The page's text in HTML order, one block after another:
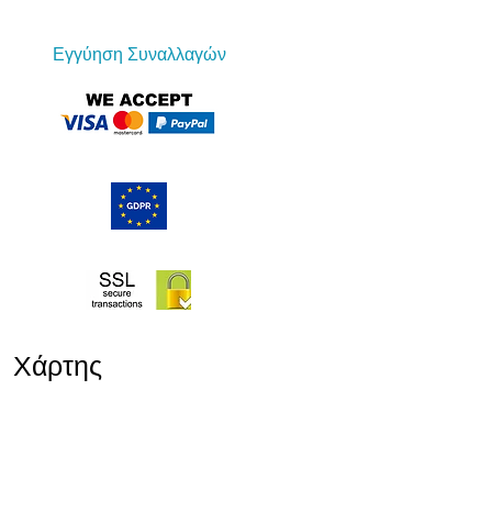
Εγγύηση Συναλλαγών
Χάρτης